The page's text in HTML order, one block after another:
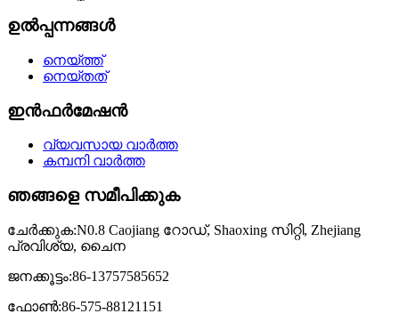
ഉൽപ്പന്നങ്ങൾ
നെയ്ത്ത്
നെയ്തത്
ഇൻഫർമേഷൻ
വ്യവസായ വാർത്ത
കമ്പനി വാർത്ത
ഞങ്ങളെ സമീപിക്കുക
ചേർക്കുക:N0.8 Caojiang റോഡ്, Shaoxing സിറ്റി, Zhejiang
പ്രവിശ്യ, ചൈന
ജനക്കൂട്ടം:86-13757585652
ഫോൺ:86-575-88121151